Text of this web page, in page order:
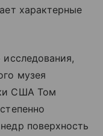
характерные
музея
США Том
поверхность